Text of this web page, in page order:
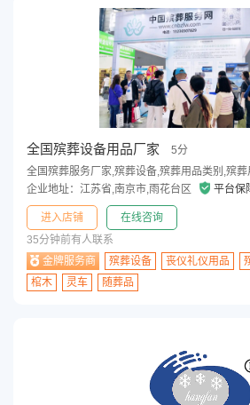
全国殡葬设备用品厂家
5分
全国殡葬服务厂家,殡葬设备,殡葬用品类别,殡葬
企业地址：江苏省,南京市,雨花台区
平台保
进入店铺
在线咨询
35分钟前有人联系
金牌服务商
殡葬设备 丧仪礼仪用品
棺木
灵车 随葬品